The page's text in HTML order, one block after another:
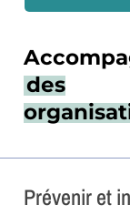
des
Prévenir et